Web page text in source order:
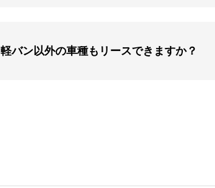
軽バン以外の車種もリースできますか？